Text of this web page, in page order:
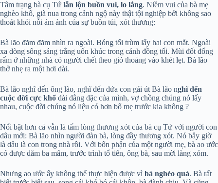
Tâm trạng bà cụ Tứ lẫn lộn buồn vui, lo lắng. Niềm vui của bà mẹ
nghèo khổ, già nua trong cảnh ngộ này thật tội nghiệp bởi không sao
thoát khỏi nỗi ám ảnh của sự buồn tủi, xót thương:
Bà lão đăm đăm nhìn ra ngoài. Bóng tối trùm lấy hai con mắt. Ngoài
xa dòng sông sáng trắng uốn khúc trong cánh đồng tối. Mùi đốt đống
rấm ở những nhà có người chết theo gió thoảng vào khét lẹt. Bà lão
thở nhẹ ra một hơi dài.
Bà lão nghĩ đến ông lão, nghĩ đến đứa con gái út Bà lão nghĩ đến
cuộc đời cực khổ dài dằng dặc của mình, vợ chồng chúng nó lấy
nhau, cuộc đời chúng nó liệu có hơn bố mẹ trước kia không ?
Nổi bật hơn cả vẫn là tấm lòng thương xót của bà cụ Tứ với người con
dâu mới: Bà lão nhìn người đàn bà, lòng đầy thương xót. Nó bây giờ
là dâu là con trong nhà rồi. Với bổn phận của một người mẹ, bà ao ước
có được dăm ba mâm, trước trình tổ tiên, ông bà, sau mời làng xóm.
Nhưng ao ước ấy không thể thực hiện được vì bà nghèo quá. Bà rất